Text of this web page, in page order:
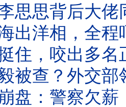
被抓？两人成难姐难妹！习近平催牛马消
尿？少年勇士痛骂习视频火了！瀛台密
被加速处理？沈阳洪水，习近平遭300冤魂索
栏变了！广西人：习近平死哪了？下台！
猪治国火了！揭秘：中共高官拒打国产疫